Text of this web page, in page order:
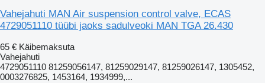
Vahejahuti MAN Air suspension control valve, ECAS
4729051110 tüübi jaoks sadulveoki MAN TGA 26.430
65 € Käibemaksuta
Vahejahuti
4729051110 81259056147, 81259029147, 81259026147, 1305452,
0003276825, 1453164, 1934999,...